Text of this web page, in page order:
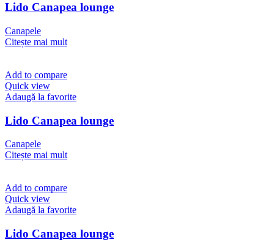
Lido Canapea lounge
Canapele
Citește mai mult
Add to compare
Quick view
Adaugă la favorite
Lido Canapea lounge
Canapele
Citește mai mult
Add to compare
Quick view
Adaugă la favorite
Lido Canapea lounge